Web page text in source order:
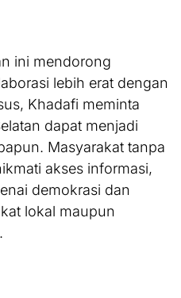
ini mendorong
lebih erat dengan
Khadafi meminta
dapat menjadi
Masyarakat tanpa
akses informasi,
demokrasi dan
lokal maupun